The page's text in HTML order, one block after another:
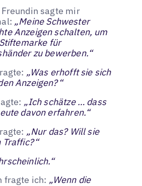
Freundin sagte mir
„Meine Schwester
Anzeigen schalten, um
für
zu bewerben.“
„Was erhofft sie sich
Anzeigen?“
„Ich schätze … dass
davon erfahren.“
„Nur das? Will sie
Traffic?“
fragte ich: „Wenn die